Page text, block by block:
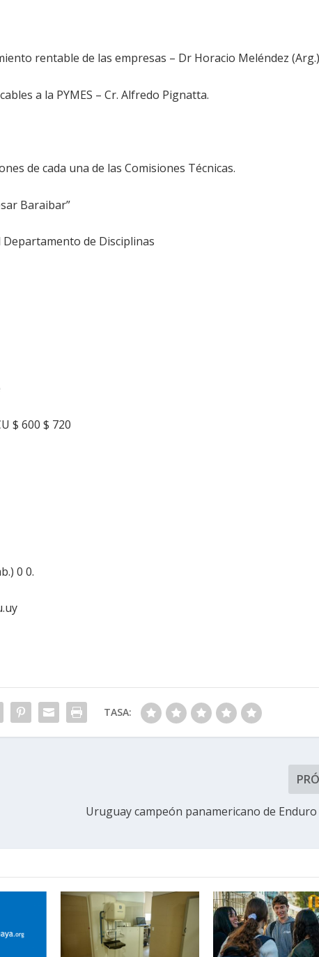
rentable de las empresas – Dr Horacio Meléndez
a la PYMES – Cr. Alfredo Pignatta.
de cada una de las Comisiones Técnicas.
Baraibar”
Departamento de Disciplinas
$ 600 $ 720
0 0.
TASA:
Uruguay campeón panamericano de